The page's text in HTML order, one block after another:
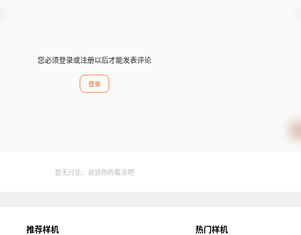
您必须登录或注册以后才能发表评论
登录
暂无讨论，说说你的看法吧
推荐样机 热门样机